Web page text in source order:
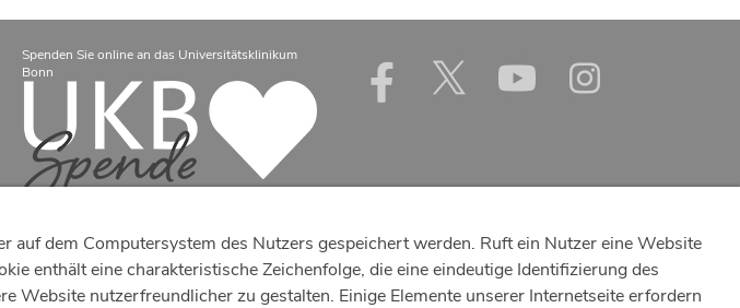
Spenden Sie online an das Universitätsklinikum
Bonn
dem Computersystem des Nutzers gespeichert werden. Ruft ein Nutzer eine Website
enthält eine charakteristische Zeichenfolge, die eine eindeutige Identifizierung des
nutzerfreundlicher zu gestalten. Einige Elemente unserer Internetseite erfordern